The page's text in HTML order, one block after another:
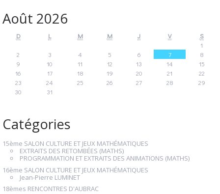
Août 2026
D L M M J V
S
1
2
3 4 5 6 7
8
9
10 11 12 13 14
15
16
17 18 19 20 21
22
23
24 25 26 27 28
29
30
31
Catégories
15ème SALON CULTURE ET JEUX MATHÉMATIQUES
EXTRAITS DES RETOMBÉES (MATHS)
PROGRAMMATION ET EXTRAITS DES ANIMATIONS (MATHS)
16ème SALON CULTURE ET JEUX MATHÉMATIQUES
Jean-Pierre LUMINET
18èmes RENCONTRES D'AUBRAC